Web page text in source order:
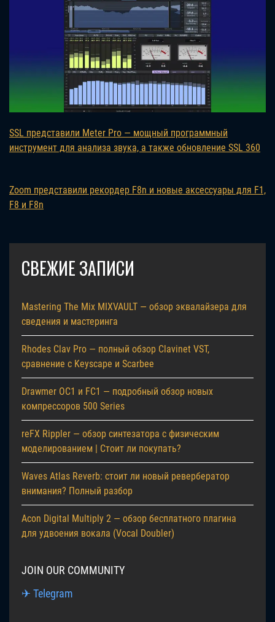
SSL представили Meter Pro — мощный программный
инструмент для анализа звука, а также обновление SSL 360
Zoom представили рекордер F8n и новые аксессуары для F1,
F8 и F8n
СВЕЖИЕ ЗАПИСИ
Mastering The Mix MIXVAULT — обзор эквалайзера для
сведения и мастеринга
Rhodes Clav Pro — полный обзор Clavinet VST,
сравнение с Keyscape и Scarbee
Drawmer OC1 и FC1 — подробный обзор новых
компрессоров 500 Series
reFX Rippler — обзор синтезатора с физическим
моделированием | Стоит ли покупать?
Waves Atlas Reverb: стоит ли новый ревербератор
внимания? Полный разбор
Acon Digital Multiply 2 — обзор бесплатного плагина
для удвоения вокала (Vocal Doubler)
JOIN OUR COMMUNITY
✈ Telegram